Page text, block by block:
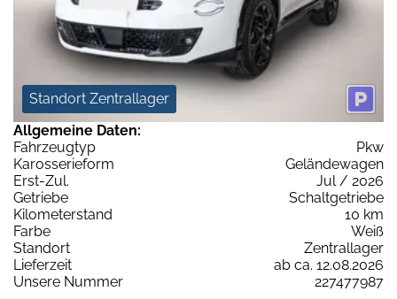
Standort Zentrallager
Allgemeine Daten:
Fahrzeugtyp
Pkw
Karosserieform
Geländewagen
Erst-Zul.
Jul / 2026
Getriebe
Schaltgetriebe
Kilometerstand
10 km
Farbe
Weiß
Standort
Zentrallager
Lieferzeit
ab ca. 12.08.2026
Unsere Nummer
227477987